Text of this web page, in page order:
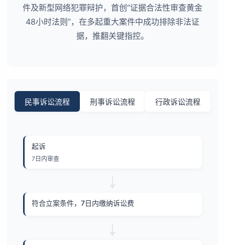
件及新型网络犯罪辩护，首创“证据合法性审查黄金
48小时法则”，在多起重大案件中成功排除非法证
据，推翻关键指控。
民事诉讼流程 刑事诉讼流程 行政诉讼流程
起诉
7日内审查
符合立案条件，7日内缴纳诉讼费